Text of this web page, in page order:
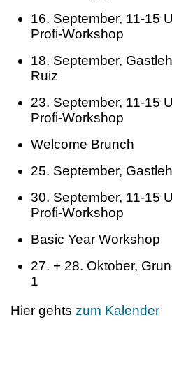
16. September, 11-15
Profi-Workshop
18. September,
Ruiz
23. September, 11-15
Profi-Workshop
Welcome Brunch
25. September,
30. September, 11-15
Profi-Workshop
Basic Year Workshop
27. + 28. Oktober,
1
Hier gehts zum Kalender